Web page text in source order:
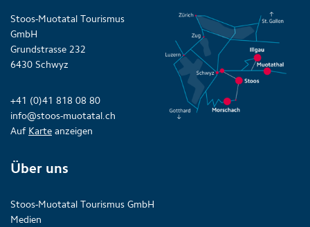
Stoos-Muotatal Tourismus
GmbH
Grundstrasse 232
6430 Schwyz
+41 (0)41 818 08 80
info@stoos-muotatal.ch
Auf Karte anzeigen
Über uns
Stoos-Muotatal Tourismus GmbH
Medien